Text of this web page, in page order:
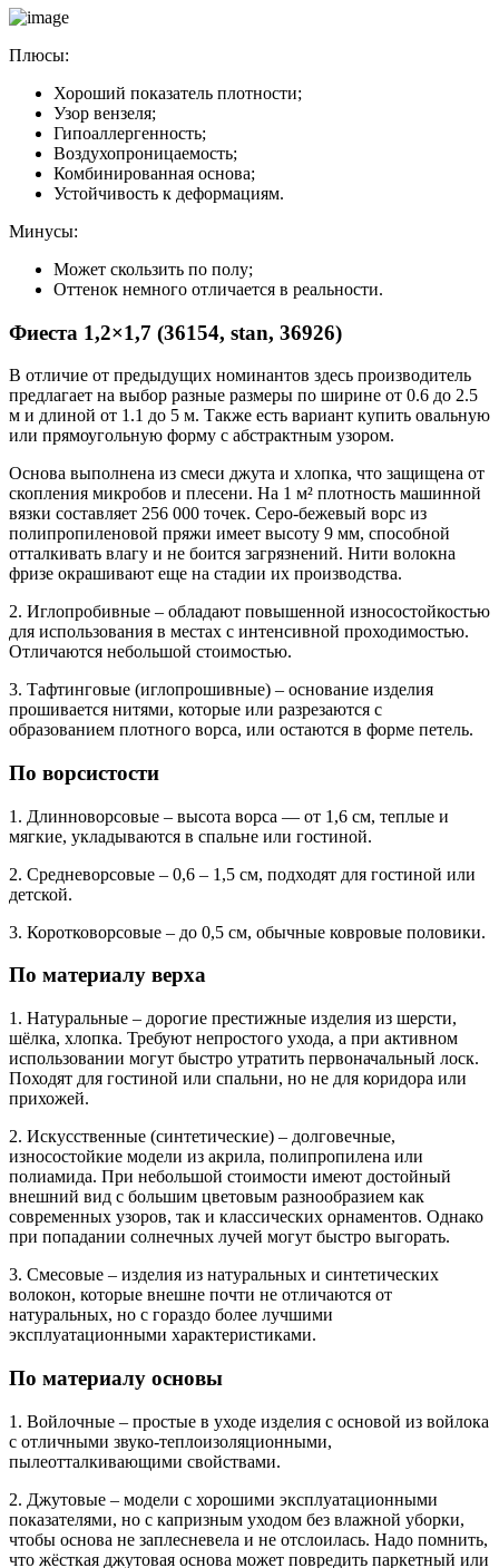
Плюсы:
Хороший показатель плотности;
Узор вензеля;
Гипоаллергенность;
Воздухопроницаемость;
Комбинированная основа;
Устойчивость к деформациям.
Минусы:
Может скользить по полу;
Оттенок немного отличается в реальности.
Фиеста 1,2×1,7 (36154, stan, 36926)
В отличие от предыдущих номинантов здесь производитель
предлагает на выбор разные размеры по ширине от 0.6 до 2.5
м и длиной от 1.1 до 5 м. Также есть вариант купить овальную
или прямоугольную форму с абстрактным узором.
Основа выполнена из смеси джута и хлопка, что защищена от
скопления микробов и плесени. На 1 м² плотность машинной
вязки составляет 256 000 точек. Серо-бежевый ворс из
полипропиленовой пряжи имеет высоту 9 мм, способной
отталкивать влагу и не боится загрязнений. Нити волокна
фризе окрашивают еще на стадии их производства.
2. Иглопробивные – обладают повышенной износостойкостью
для использования в местах с интенсивной проходимостью.
Отличаются небольшой стоимостью.
3. Тафтинговые (иглопрошивные) – основание изделия
прошивается нитями, которые или разрезаются с
образованием плотного ворса, или остаются в форме петель.
По ворсистости
1. Длинноворсовые – высота ворса — от 1,6 см, теплые и
мягкие, укладываются в спальне или гостиной.
2. Средневорсовые – 0,6 – 1,5 см, подходят для гостиной или
детской.
3. Коротковорсовые – до 0,5 см, обычные ковровые половики.
По материалу верха
1. Натуральные – дорогие престижные изделия из шерсти,
шёлка, хлопка. Требуют непростого ухода, а при активном
использовании могут быстро утратить первоначальный лоск.
Походят для гостиной или спальни, но не для коридора или
прихожей.
2. Искусственные (синтетические) – долговечные,
износостойкие модели из акрила, полипропилена или
полиамида. При небольшой стоимости имеют достойный
внешний вид с большим цветовым разнообразием как
современных узоров, так и классических орнаментов. Однако
при попадании солнечных лучей могут быстро выгорать.
3. Смесовые – изделия из натуральных и синтетических
волокон, которые внешне почти не отличаются от
натуральных, но с гораздо более лучшими
эксплуатационными характеристиками.
По материалу основы
1. Войлочные – простые в уходе изделия с основой из войлока
с отличными звуко-теплоизоляционными,
пылеотталкивающими свойствами.
2. Джутовые – модели с хорошими эксплуатационными
показателями, но с капризным уходом без влажной уборки,
чтобы основа не заплесневела и не отслоилась. Надо помнить,
что жёсткая джутовая основа может повредить паркетный или